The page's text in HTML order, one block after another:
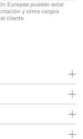
Europea pueden estar
y otros cargos
cliente.